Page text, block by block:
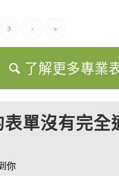
3 › »
了解更多專業
單沒有完全
你